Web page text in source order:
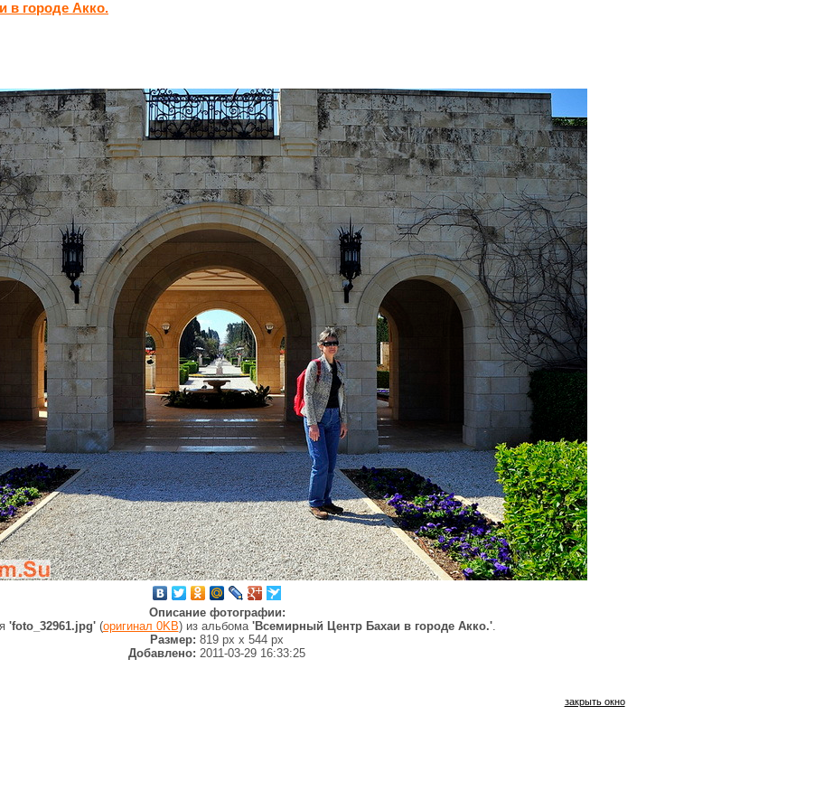
в городе Акко.
Описание фотографии:
'foto_32961.jpg'(оригинал 0KB) из альбома 'Всемирный Центр Бахаи в городе Акко.'.
Размер: 819 px x 544 px
Добавлено: 2011-03-29 16:33:25
закрыть окно